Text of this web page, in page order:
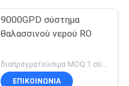
9000GPD σύστημα
θαλασσινού νερού RO
ΕΠΙΚΟΙΝΩΝΙΑ